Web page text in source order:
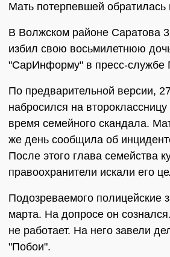
Мать потерпевшей
В Волжском районе Саратова
избил свою восьмилетнюю
"СарИнформу" в пресс-службе
По предварительной версии,
набросился на
время семейного скандала.
же день сообщила об
После этого глава семейства
правоохранители искали его
Подозреваемого полицейские
марта. На допросе он
не работает. На него завели
"Побои".